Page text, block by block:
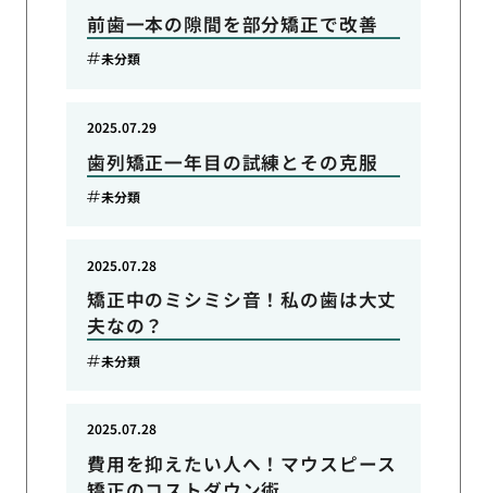
前歯一本の隙間を部分矯正で改善
未分類
歯列矯正一年目の試練とその克服
2025.07.29
未分類
矯正中のミシミシ音！私の歯は大丈
夫なの？
2025.07.28
未分類
費用を抑えたい人へ！マウスピース
2025.07.28